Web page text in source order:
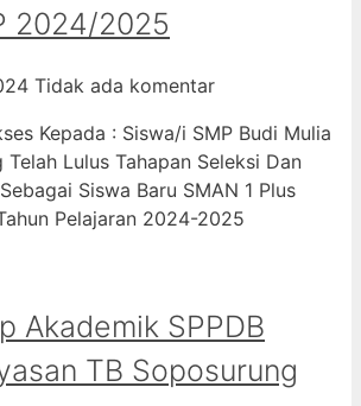
2024/2025
Tidak ada komentar
Kepada : Siswa/i SMP Budi Mulia
Telah Lulus Tahapan Seleksi Dan
Siswa Baru SMAN 1 Plus
Pelajaran 2024-2025
Akademik SPPDB
TB Soposurung